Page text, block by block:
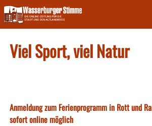
Skip
to
content
Viel Sport, viel Natur
Anmeldung zum Ferienprogramm in Rott und
sofort online möglich